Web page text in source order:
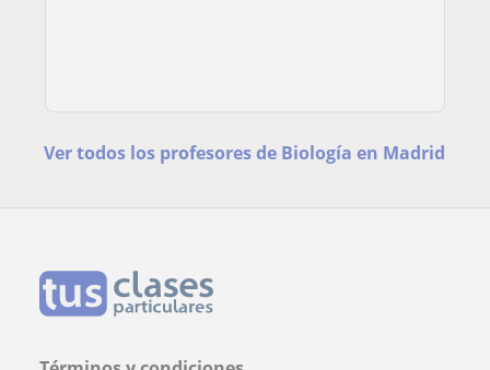
Ver todos los profesores de Biología en Madrid